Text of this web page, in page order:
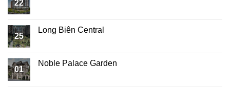
22
25
Long Biên Central
01
Noble Palace Garden